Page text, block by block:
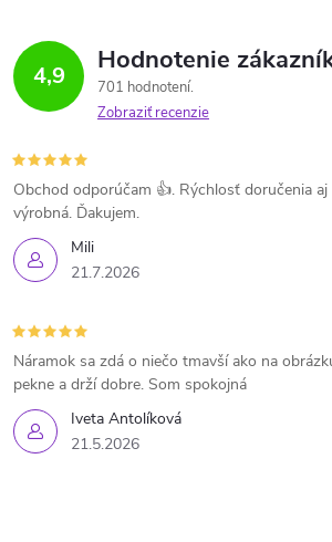
4,9 Hodnotenie
701 hodnotení
Zobraziť recenzie
Mili
21.7.2026
Obchod odporúčam 👍. Rýchlosť doručenia
výrobná. Ďakujem.
Iveta Antolíková
21.5.2026
Náramok sa zdá o niečo tmavší ako na
pekne a drží dobre. Som spokojná